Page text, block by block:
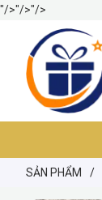
"/>"/>"/>
SẢN PHẨM /